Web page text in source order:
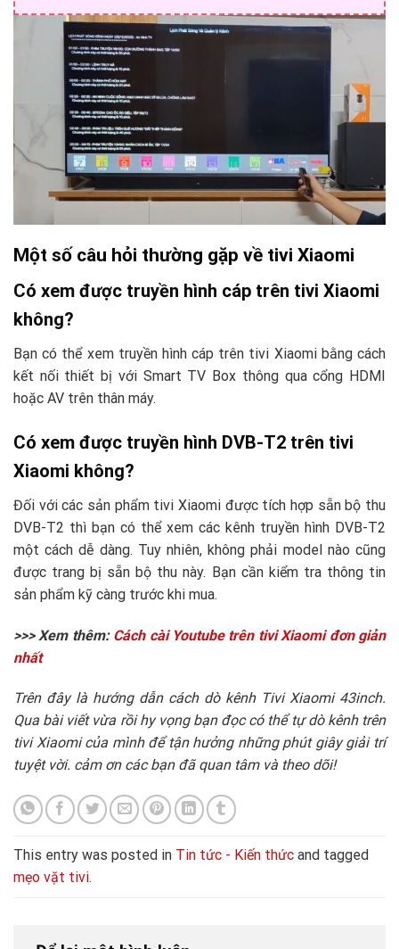
Một số câu hỏi thường gặp về tivi Xiaomi
Có xem được truyền hình cáp trên tivi Xiaomi
không?
Bạn có thể xem truyền hình cáp trên tivi Xiaomi bằng cách
kết nối thiết bị với Smart TV Box thông qua cổng HDMI
hoặc AV trên thân máy.
Có xem được truyền hình DVB-T2 trên tivi
Xiaomi không?
Đối với các sản phẩm tivi Xiaomi được tích hợp sẵn bộ thu
DVB-T2 thì bạn có thể xem các kênh truyền hình DVB-T2
một cách dễ dàng. Tuy nhiên, không phải model nào cũng
được trang bị sẵn bộ thu này. Bạn cần kiểm tra thông tin
sản phẩm kỹ càng trước khi mua.
>>> Xem thêm: Cách cài Youtube trên tivi Xiaomi đơn giản
nhất
Trên đây là hướng dẫn cách dò kênh Tivi Xiaomi 43inch.
Qua bài viết vừa rồi hy vọng bạn đọc có thể tự dò kênh trên
tivi Xiaomi của mình để tận hưởng những phút giây giải trí
tuyệt vời. cảm ơn các bạn đã quan tâm và theo dõi!
This entry was posted in Tin tức - Kiến thức and tagged
mẹo vặt tivi.